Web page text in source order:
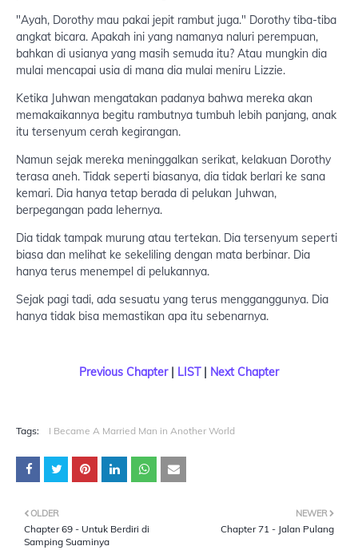
"Ayah, Dorothy mau pakai jepit rambut juga." Dorothy tiba-tiba
angkat bicara. Apakah ini yang namanya naluri perempuan,
bahkan di usianya yang masih semuda itu? Atau mungkin dia
mulai mencapai usia di mana dia mulai meniru Lizzie.
Ketika Juhwan mengatakan padanya bahwa mereka akan
memakaikannya begitu rambutnya tumbuh lebih panjang, anak
itu tersenyum cerah kegirangan.
Namun sejak mereka meninggalkan serikat, kelakuan Dorothy
terasa aneh. Tidak seperti biasanya, dia tidak berlari ke sana
kemari. Dia hanya tetap berada di pelukan Juhwan,
berpegangan pada lehernya.
Dia tidak tampak murung atau tertekan. Dia tersenyum seperti
biasa dan melihat ke sekeliling dengan mata berbinar. Dia
hanya terus menempel di pelukannya.
Sejak pagi tadi, ada sesuatu yang terus mengganggunya. Dia
hanya tidak bisa memastikan apa itu sebenarnya.
Previous Chapter| LIST | Next Chapter
Tags: I Became A Married Man in Another World
NEWER
Chapter 71 - Jalan Pulang
OLDER
Chapter 69 - Untuk Berdiri di
Samping Suaminya